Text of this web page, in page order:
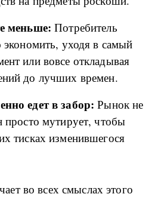
меньше:Потребитель
экономить, уходя в самый
или вовсе откладывая
до лучших времен.
едет в забор: Рынок не
просто мутирует, чтобы
тисках изменившегося
во всех смыслах этого